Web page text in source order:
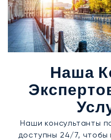
Наша
Наши консультанты
доступны 24/7,